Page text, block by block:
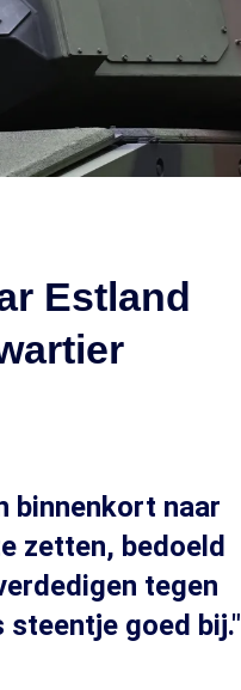
Estland
binnenkort naar
zetten, bedoeld
tegen
steentje goed bij."